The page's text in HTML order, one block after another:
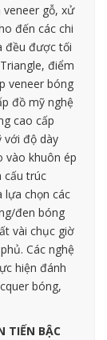
gỗ, xử
đến các chi
đều được tối
điểm
veneer bóng
đồ mỹ nghệ
cao cấp
với độ dày
vào khuôn ép
cấu trúc
lựa chọn các
đen bóng
vài chục giờ
Các nghệ
hiện đánh
bóng,
TIẾN BẬC